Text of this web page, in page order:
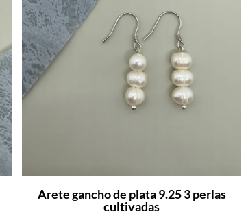
Arete gancho de plata 9.25 3 perlas
cultivadas